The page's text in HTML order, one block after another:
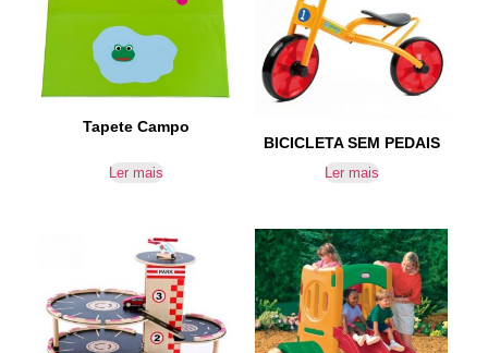
Tapete Campo
Ler mais
BICICLETA SEM PEDAIS
Ler mais